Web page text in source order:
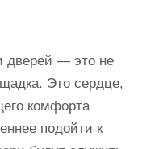
дверей — это не
Это сердце,
комфорта
подойти к